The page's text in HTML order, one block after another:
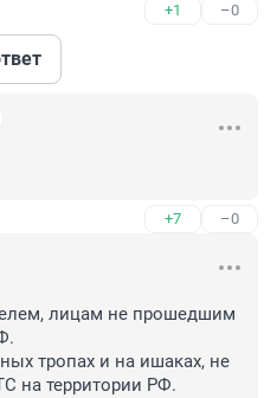
+1 –0
+7 –0
лицам не прошедшим
тропах и на ишаках, не
на территории РФ.